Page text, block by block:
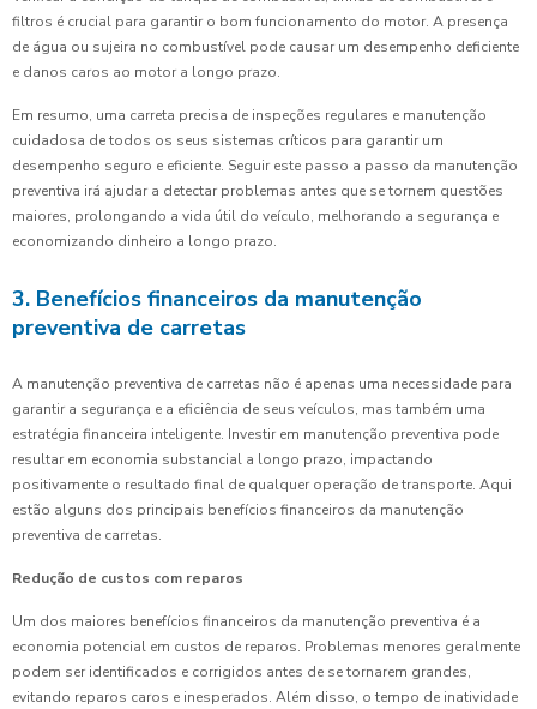
filtros é crucial para garantir o bom funcionamento do motor. A presença
de água ou sujeira no combustível pode causar um desempenho deficiente
e danos caros ao motor a longo prazo.
Em resumo, uma carreta precisa de inspeções regulares e manutenção
cuidadosa de todos os seus sistemas críticos para garantir um
desempenho seguro e eficiente. Seguir este passo a passo da manutenção
preventiva irá ajudar a detectar problemas antes que se tornem questões
maiores, prolongando a vida útil do veículo, melhorando a segurança e
economizando dinheiro a longo prazo.
3. Benefícios financeiros da manutenção
preventiva de carretas
A manutenção preventiva de carretas não é apenas uma necessidade para
garantir a segurança e a eficiência de seus veículos, mas também uma
estratégia financeira inteligente. Investir em manutenção preventiva pode
resultar em economia substancial a longo prazo, impactando
positivamente o resultado final de qualquer operação de transporte. Aqui
estão alguns dos principais benefícios financeiros da manutenção
preventiva de carretas.
Redução de custos com reparos
Um dos maiores benefícios financeiros da manutenção preventiva é a
economia potencial em custos de reparos. Problemas menores geralmente
podem ser identificados e corrigidos antes de se tornarem grandes,
evitando reparos caros e inesperados. Além disso, o tempo de inatividade